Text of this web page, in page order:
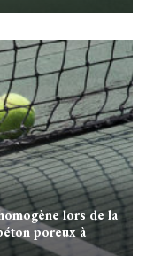
lors de la
poreux à